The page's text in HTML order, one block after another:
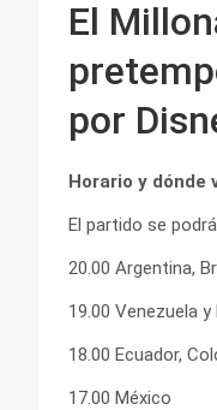
El
por
Horario y dónde
El partido se
20.00 Argentina,
19.00 Venezuela y
18.00 Ecuador,
17.00 México